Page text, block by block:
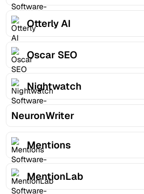
Otterly AI
Oscar SEO
Nightwatch
NeuronWriter
Mentions
MentionLab